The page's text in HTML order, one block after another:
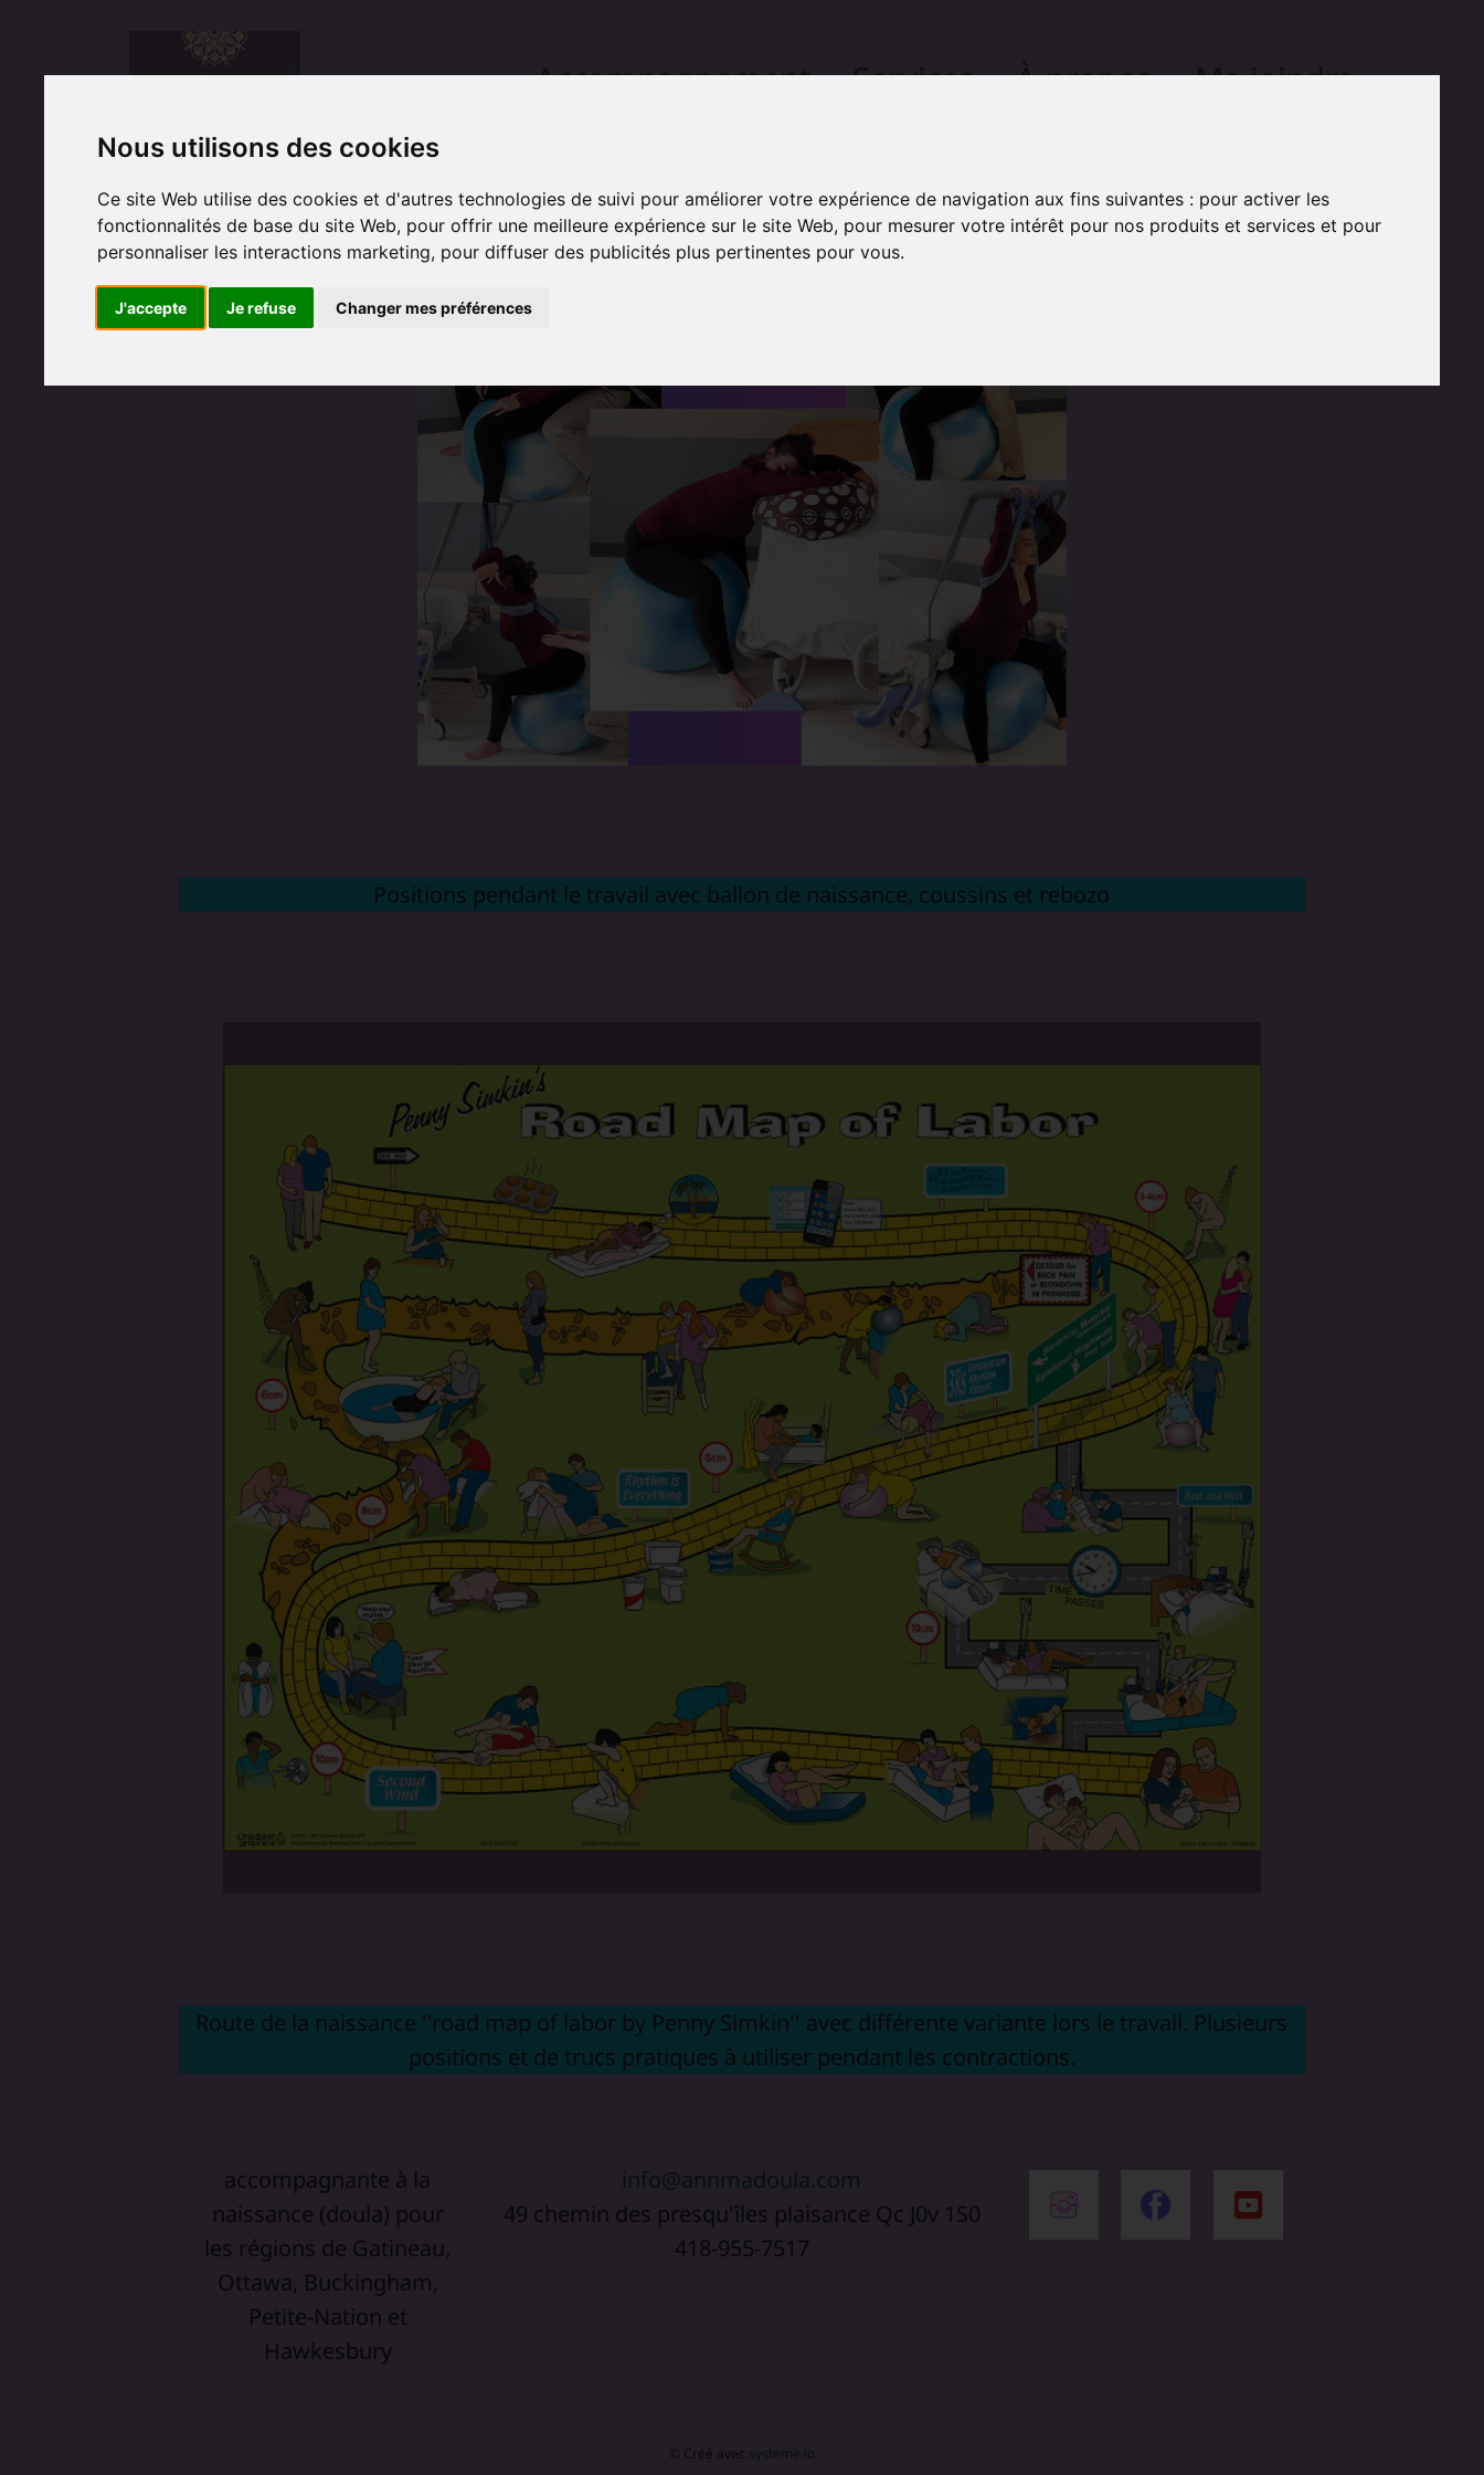
Nous utilisons des cookies
Ce site Web utilise des cookies et d'autres technologies de suivi pour améliorer votre expérience de navigation aux fins suivantes : pour activer les
fonctionnalités de base du site Web, pour offrir une meilleure expérience sur le site Web, pour mesurer votre intérêt pour nos produits et services et pour
personnaliser les interactions marketing, pour diffuser des publicités plus pertinentes pour vous.
J'accepte Je refuse Changer mes préférences
Accompagnement Services À propos Me joindre
Positions pendant le travail avec ballon de naissance, coussins et rebozo
Route de la naissance ''road map of labor by Penny Simkin'' avec différente variante lors le travail. Plusieurs
positions et de trucs pratiques à utiliser pendant les contractions.
accompagnante à la
naissance (doula) pour
les régions de Gatineau,
Ottawa, Buckingham,
Petite-Nation et
Hawkesbury
info@annmadoula.com
49 chemin des presqu'îles plaisance Qc J0v 1S0
418-955-7517
© Créé avec systeme.io